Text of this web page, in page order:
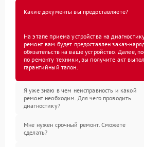
Какие документы вы предоставляете?
На этапе приема устройства на
ремонт вам будет предоставлен заказ-
обязательств на ваше устройство. Далее,
по ремонту техники, вы получите акт
гарантийный талон.
Я уже знаю в чем неисправность и какой
ремонт необходим. Для чего проводить
диагностику?
Мне нужен срочный ремонт. Сможете
сделать?